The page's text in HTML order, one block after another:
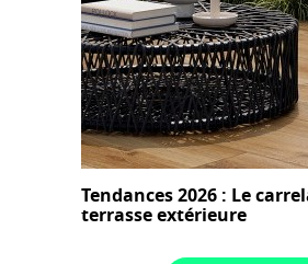
Tendances 2026 : Le
terrasse extérieure